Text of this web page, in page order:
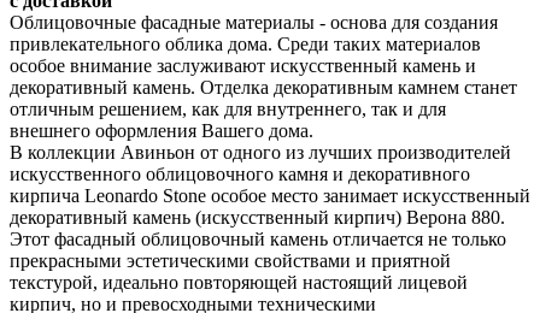
Облицовочные фасадные материалы - основа для создания
привлекательного облика дома. Среди таких материалов
особое внимание заслуживают искусственный камень и
декоративный камень. Отделка декоративным камнем станет
отличным решением, как для внутреннего, так и для
внешнего оформления Вашего дома.
В коллекции Авиньон от одного из лучших производителей
искусственного облицовочного камня и декоративного
кирпича Leonardo Stone особое место занимает искусственный
декоративный камень (искусственный кирпич) Верона 880.
Этот фасадный облицовочный камень отличается не только
прекрасными эстетическими свойствами и приятной
текстурой, идеально повторяющей настоящий лицевой
кирпич, но и превосходными техническими